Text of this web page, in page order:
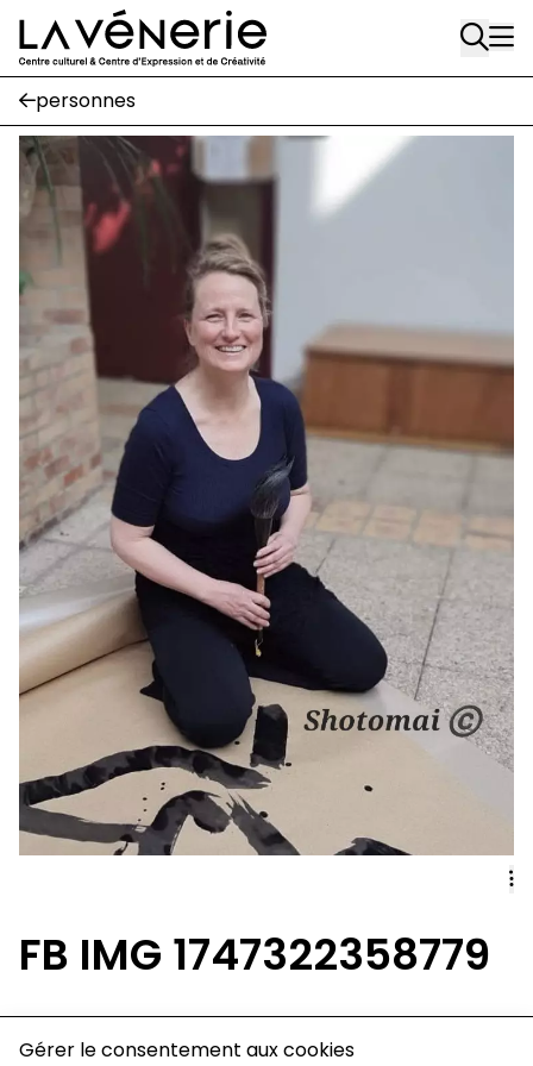
Gérer le consentement aux cookies
Aller au contenu principal
Écuries
Place Gilson, 3
1170 Watermael-Boitsfort
02 663 85 50
suivez-nous
Journal Vénerie
- version papier
Newsletter
A
personnes
FB IMG 1747322358779
charte de confidentialité